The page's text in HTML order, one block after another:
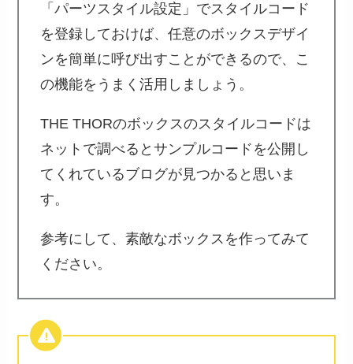
「パーツスタイル設定」でスタイルコード
を登録しておけば、任意のボックスデザイ
ンを簡単に呼び出すことができるので、こ
の機能をうまく活用しましょう。
THE THORのボックスのスタイルコードは
ネットで調べるとサンプルコードを公開し
てくれているブログが見つかると思いま
す。
参考にして、素敵なボックスを作ってみて
ください。